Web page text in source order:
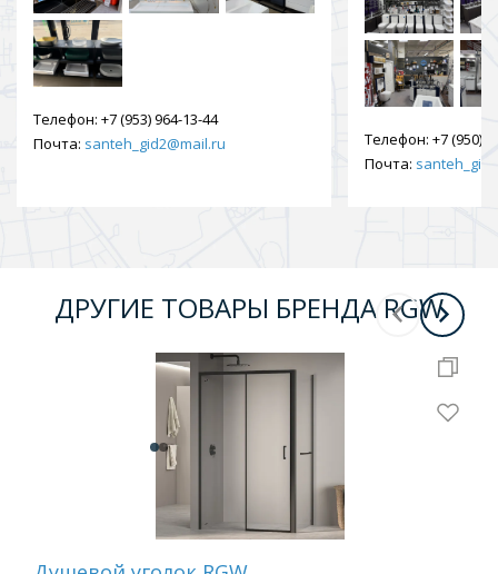
Телефон: +7 (953) 964-13-44
Почта: santeh_gid2@mail.ru Телефон: +7 (950)
Почта:
ДРУГИЕ ТОВАРЫ БРЕНДА RGW